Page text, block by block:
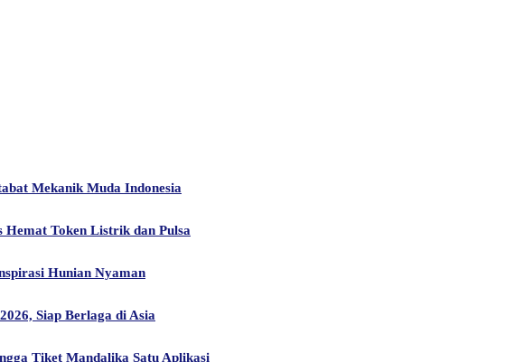
Mekanik Muda Indonesia
Hemat Token Listrik dan Pulsa
Hunian Nyaman
Siap Berlaga di Asia
Tiket Mandalika Satu Aplikasi